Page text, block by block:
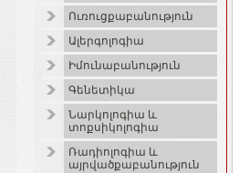
Ուռուցքաբանություն
Ալերգոլոգիա
Իմունաբանություն
Գենետիկա
Նարկոլոգիա և
տոքսիկոլոգիա
Ռադիոլոգիա և
այրվածքաբանություն